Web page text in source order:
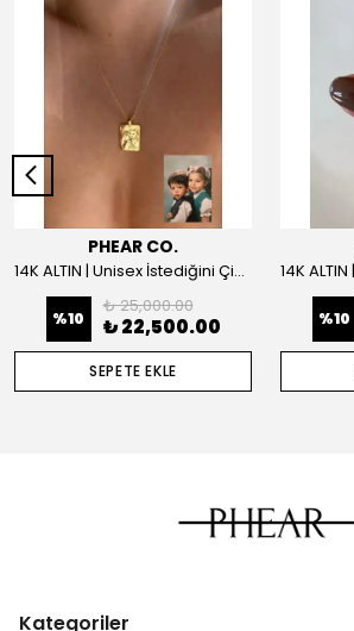
PHEAR CO.
14K ALTIN | Unisex İstediğini Çizdir Kolye
%10
₺ 25,000.00
₺ 22,500.00
SEPETE EKLE
%10
Kategoriler